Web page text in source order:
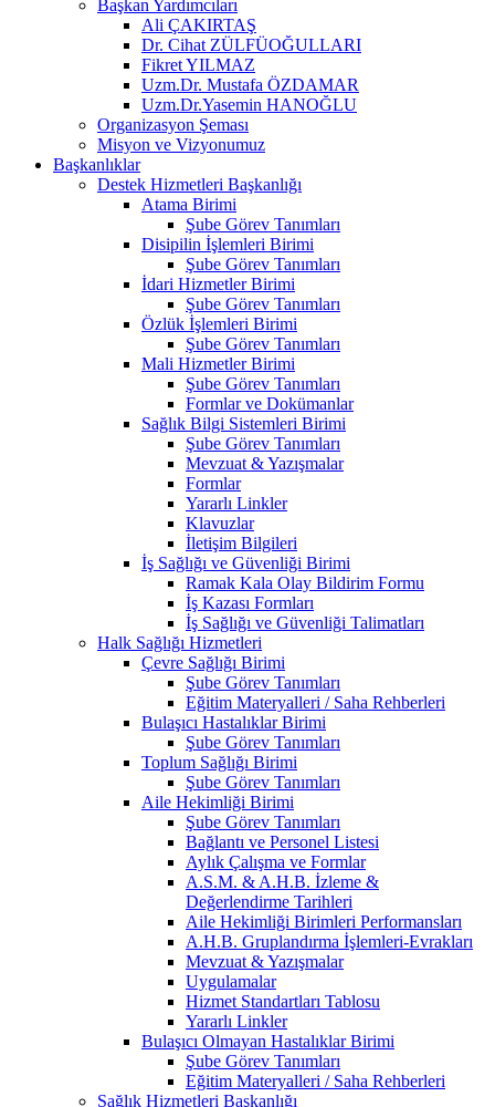
Başkan Yardımcıları
Ali ÇAKIRTAŞ
Dr. Cihat ZÜLFÜOĞULLARI
Fikret YILMAZ
Uzm.Dr. Mustafa ÖZDAMAR
Uzm.Dr.Yasemin HANOĞLU
Organizasyon Şeması
Misyon ve Vizyonumuz
Başkanlıklar
Destek Hizmetleri Başkanlığı
Atama Birimi
Şube Görev Tanımları
Disipilin İşlemleri Birimi
Şube Görev Tanımları
İdari Hizmetler Birimi
Şube Görev Tanımları
Özlük İşlemleri Birimi
Şube Görev Tanımları
Mali Hizmetler Birimi
Şube Görev Tanımları
Formlar ve Dokümanlar
Sağlık Bilgi Sistemleri Birimi
Şube Görev Tanımları
Mevzuat & Yazışmalar
Formlar
Yararlı Linkler
Klavuzlar
İletişim Bilgileri
İş Sağlığı ve Güvenliği Birimi
Ramak Kala Olay Bildirim Formu
İş Kazası Formları
İş Sağlığı ve Güvenliği Talimatları
Halk Sağlığı Hizmetleri
Çevre Sağlığı Birimi
Şube Görev Tanımları
Eğitim Materyalleri / Saha Rehberleri
Bulaşıcı Hastalıklar Birimi
Şube Görev Tanımları
Toplum Sağlığı Birimi
Şube Görev Tanımları
Aile Hekimliği Birimi
Şube Görev Tanımları
Bağlantı ve Personel Listesi
Aylık Çalışma ve Formlar
A.S.M. & A.H.B. İzleme &
Değerlendirme Tarihleri
Aile Hekimliği Birimleri Performansları
A.H.B. Gruplandırma İşlemleri-Evrakları
Mevzuat & Yazışmalar
Uygulamalar
Hizmet Standartları Tablosu
Yararlı Linkler
Bulaşıcı Olmayan Hastalıklar Birimi
Şube Görev Tanımları
Eğitim Materyalleri / Saha Rehberleri
Sağlık Hizmetleri Başkanlığı